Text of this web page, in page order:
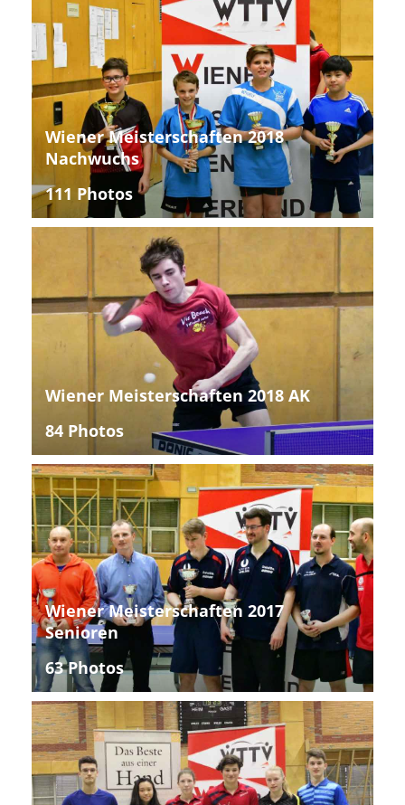
Wiener Meisterschaften 2018
Nachwuchs
111 Photos
Wiener Meisterschaften 2018 AK
84 Photos
Wiener Meisterschaften 2017
Senioren
63 Photos